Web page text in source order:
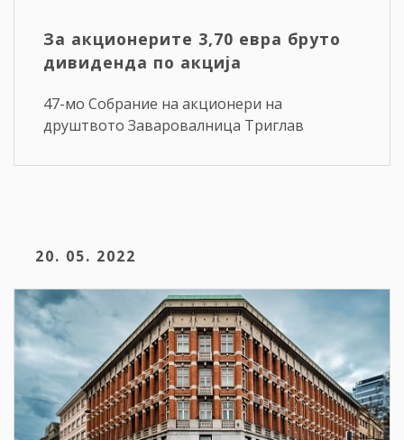
За акционерите 3,70 евра бруто
дивиденда по акција
47-мо Собрание на акционери на
друштвото Заваровалница Триглав
20. 05. 2022